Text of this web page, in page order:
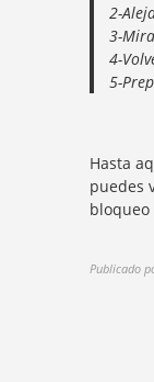
2-
3-
4-
5-
Hasta
puedes
bloqueo
Publicado